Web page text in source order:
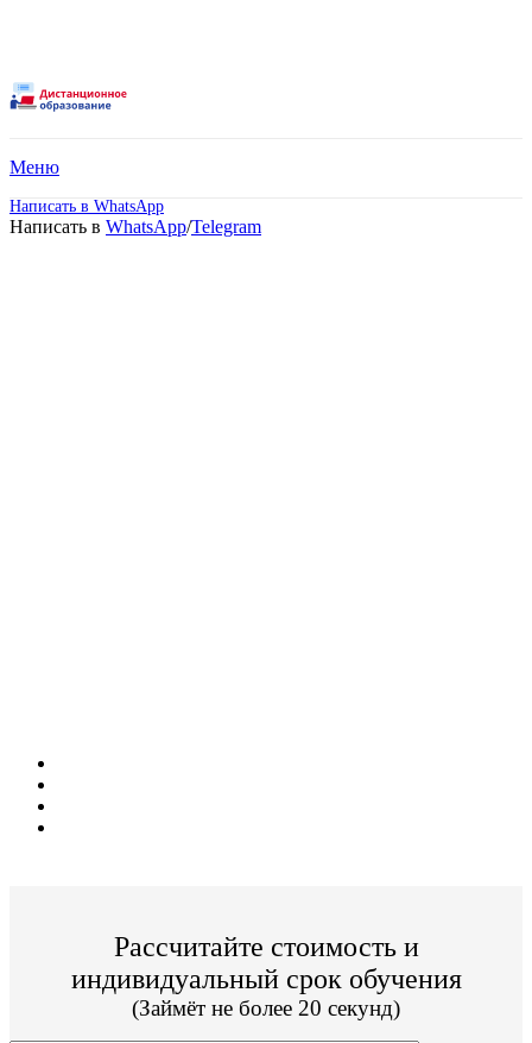
Меню
Написать в WhatsApp
Написать в WhatsApp/Telegram
Рассчитайте стоимость и
индивидуальный срок обучения
(Займёт не более 20 секунд)